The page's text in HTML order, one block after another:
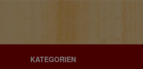
KATEGORIEN